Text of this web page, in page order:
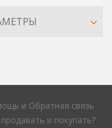
и Обратная связь
и покупать?